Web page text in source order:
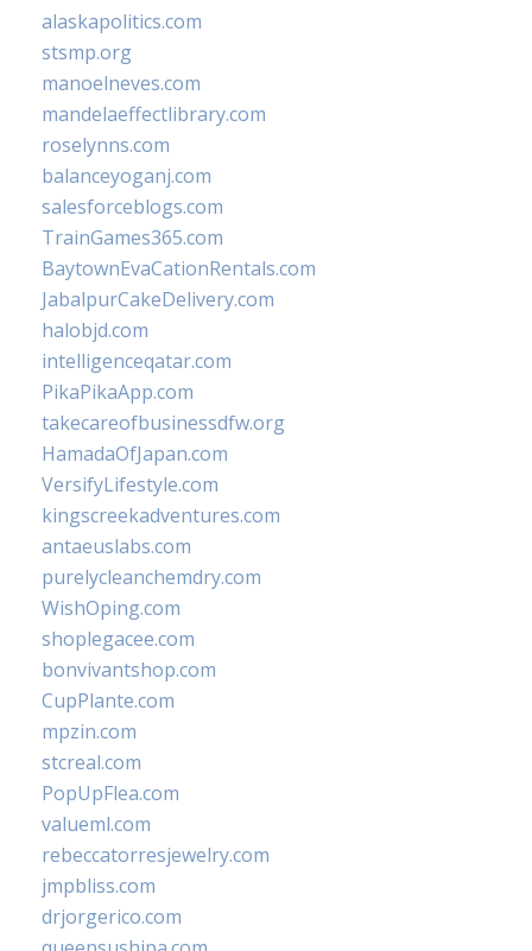
alaskapolitics.com
stsmp.org
manoelneves.com
mandelaeffectlibrary.com
roselynns.com
balanceyoganj.com
salesforceblogs.com
TrainGames365.com
BaytownEvaCationRentals.com
JabalpurCakeDelivery.com
halobjd.com
intelligenceqatar.com
PikaPikaApp.com
takecareofbusinessdfw.org
HamadaOfJapan.com
VersifyLifestyle.com
kingscreekadventures.com
antaeuslabs.com
purelycleanchemdry.com
WishOping.com
shoplegacee.com
bonvivantshop.com
CupPlante.com
mpzin.com
stcreal.com
PopUpFlea.com
valueml.com
rebeccatorresjewelry.com
jmpbliss.com
drjorgerico.com